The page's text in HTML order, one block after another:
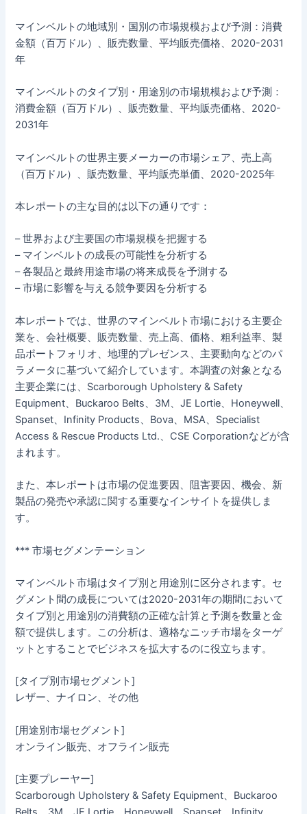
マインベルトの地域別・国別の市場規模および予測：消費
金額（百万ドル）、販売数量、平均販売価格、2020-2031
年
マインベルトのタイプ別・用途別の市場規模および予測：
消費金額（百万ドル）、販売数量、平均販売価格、2020-
2031年
マインベルトの世界主要メーカーの市場シェア、売上高
（百万ドル）、販売数量、平均販売単価、2020-2025年
本レポートの主な目的は以下の通りです：
– 世界および主要国の市場規模を把握する
– マインベルトの成長の可能性を分析する
– 各製品と最終用途市場の将来成長を予測する
– 市場に影響を与える競争要因を分析する
本レポートでは、世界のマインベルト市場における主要企
業を、会社概要、販売数量、売上高、価格、粗利益率、製
品ポートフォリオ、地理的プレゼンス、主要動向などのパ
ラメータに基づいて紹介しています。本調査の対象となる
主要企業には、Scarborough Upholstery & Safety
Equipment、Buckaroo Belts、3M、JE Lortie、Honeywell、
Spanset、Infinity Products、Bova、MSA、Specialist
Access & Rescue Products Ltd.、CSE Corporationなどが含
まれます。
また、本レポートは市場の促進要因、阻害要因、機会、新
製品の発売や承認に関する重要なインサイトを提供しま
す。
*** 市場セグメンテーション
マインベルト市場はタイプ別と用途別に区分されます。セ
グメント間の成長については2020-2031年の期間において
タイプ別と用途別の消費額の正確な計算と予測を数量と金
額で提供します。この分析は、適格なニッチ市場をターゲ
ットとすることでビジネスを拡大するのに役立ちます。
[タイプ別市場セグメント]
レザー、ナイロン、その他
[用途別市場セグメント]
オンライン販売、オフライン販売
[主要プレーヤー]
Scarborough Upholstery & Safety Equipment、Buckaroo